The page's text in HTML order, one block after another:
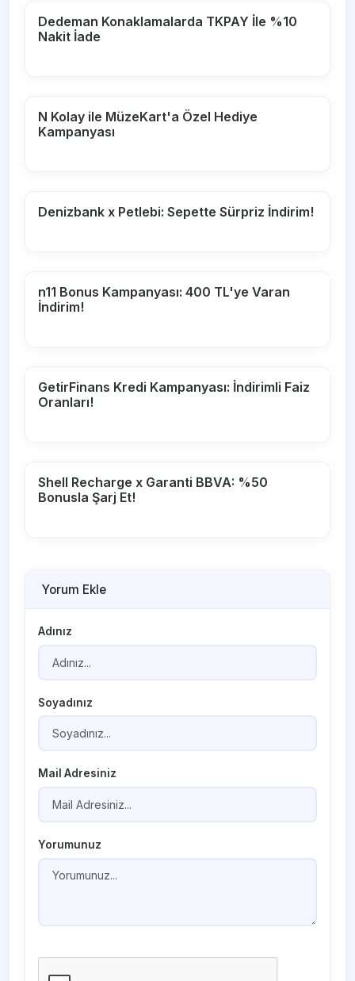
Dedeman Konaklamalarda TKPAY İle %10
Nakit İade
N Kolay ile MüzeKart'a Özel Hediye
Kampanyası
Denizbank x Petlebi: Sepette Sürpriz İndirim!
n11 Bonus Kampanyası: 400 TL'ye Varan
İndirim!
GetirFinans Kredi Kampanyası: İndirimli Faiz
Oranları!
Shell Recharge x Garanti BBVA: %50
Bonusla Şarj Et!
Yorum Ekle
Adınız
Soyadınız
Mail Adresiniz
Yorumunuz